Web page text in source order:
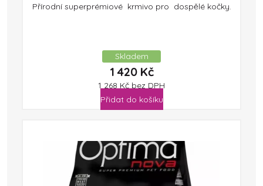
Přírodní superprémiové krmivo pro dospělé kočky.
Skladem
1 420 Kč
1 268 Kč bez DPH
Přidat do košíku